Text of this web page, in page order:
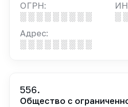
ОГРН:
░ ░ ░ ░ ░ ░ ░ ░ ░
░
Адрес:
░ ░ ░ ░ ░ ░ ░ ░ ░
556.
Общество с